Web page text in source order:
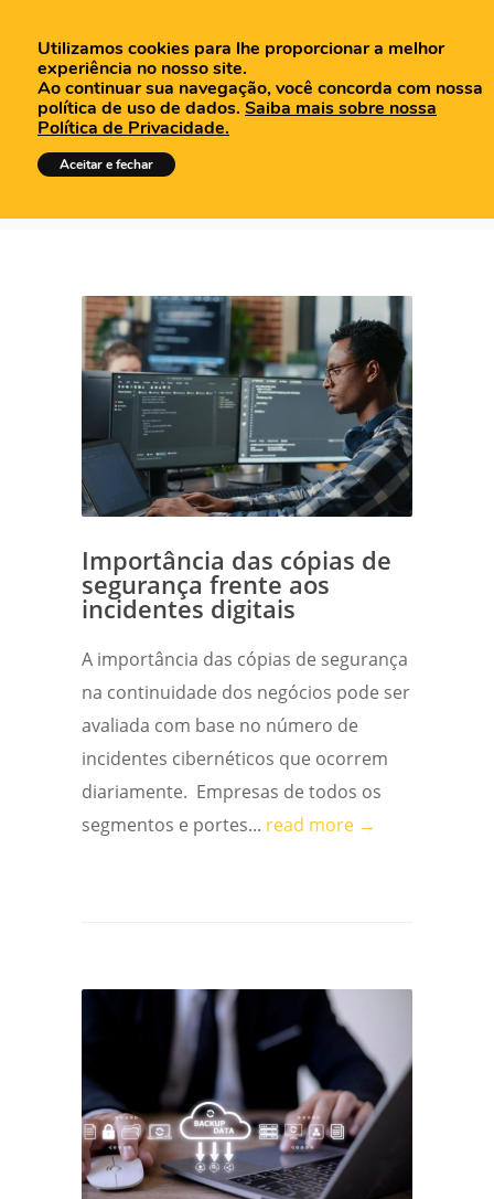
Posts Tagged: plano de
backup
Importância das cópias de
segurança frente aos
incidentes digitais
A importância das cópias de segurança
na continuidade dos negócios pode ser
avaliada com base no número de
incidentes cibernéticos que ocorrem
diariamente. Empresas de todos os
segmentos e portes... read more →
Utilizamos cookies para lhe proporcionar a melhor
experiência no nosso site.
Ao continuar sua navegação, você concorda com nossa
política de uso de dados. Saiba mais sobre nossa
Política de Privacidade.
Aceitar e fechar